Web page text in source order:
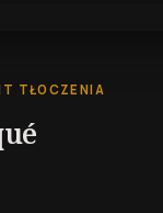
TŁOCZENIA